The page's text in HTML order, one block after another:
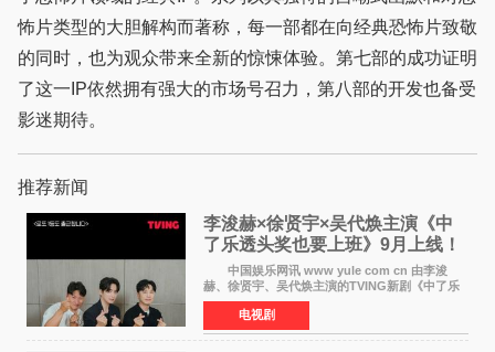
怖片类型的大胆解构而著称，每一部都在向经典恐怖片致敬
的同时，也为观众带来全新的惊悚体验。第七部的成功证明
了这一IP依然拥有强大的市场号召力，第八部的开发也备受
影迷期待。
推荐新闻
李浚赫×徐贤宇×吴代焕主演《中
了乐透头奖也要上班》9月上线！
TVING先网后台
中国娱乐网讯 www yule com cn 由李浚
赫、徐贤宇、吴代焕主演的TVING新剧《中了乐
透头奖也要上班》定档9月10日播出，随后于9月
14日起登陆tvN月火档，实现先网后台双平台播出
模式。 本剧改
电视剧